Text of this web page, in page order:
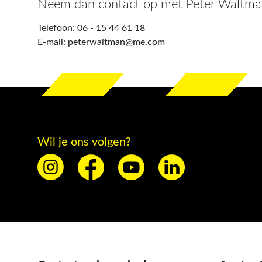
Neem dan contact op met Peter
Telefoon: 06 - 15 44 61 18
E-mail: peterwaltman@me.com
Wil je ons volgen?